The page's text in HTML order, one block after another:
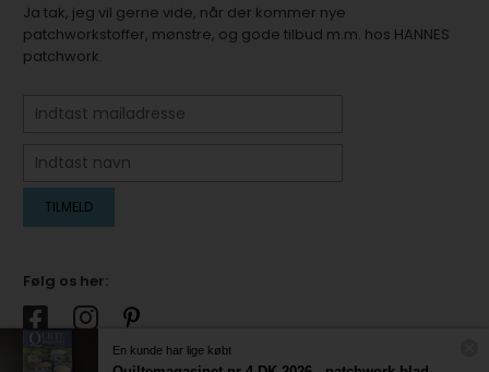
Ja tak, jeg vil gerne vide, når der kommer nye
patchworkstoffer, mønstre, og gode tilbud m.m. hos HANNES
patchwork.
Følg os her:
En kunde har lige købt